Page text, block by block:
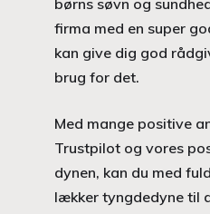
børns søvn og
firma med en super
kan give dig god
brug for det.
Med mange positive
Trustpilot og vores
dynen, kan du med
lækker tyngdedyne til